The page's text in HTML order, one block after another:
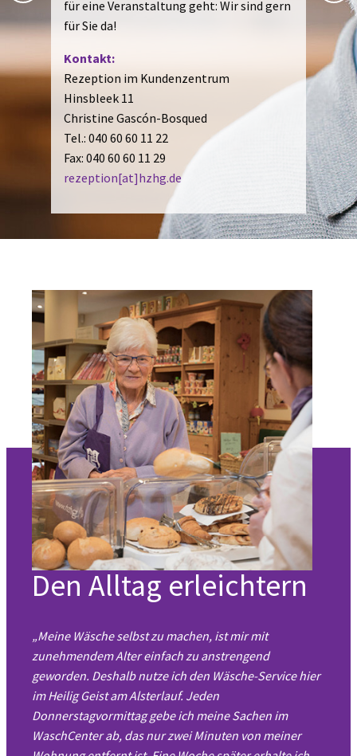
0151-59142350. Auf Wunsch macht sie
auch gern Hausbesuche.
Kontakt:
Waschcenter und Änderungsschneiderei
Hinsbleek 11 / Haus Robinie / Erdgeschoss
Öffnungszeiten:
Waschcenter: Mo. - Sa. 8.00 – 18.00 Uhr
Wäsche-Service Wäscherei Preuss: Do.:
9.30 -10.30 Uhr im Waschcenter, Do.: 10.45
- 11.00 Uhr in Haus Iris
Änderungsschneiderei: Di.: 10.00 - 11.00
Den Alltag erleichtern
„Meine Wäsche selbst zu machen, ist mir mit
zunehmendem Alter einfach zu anstrengend
geworden. Deshalb nutze ich den Wäsche-Service hier
im Heilig Geist am Alsterlauf. Jeden
Donnerstagvormittag gebe ich meine Sachen im
WaschCenter ab, das nur zwei Minuten von meiner